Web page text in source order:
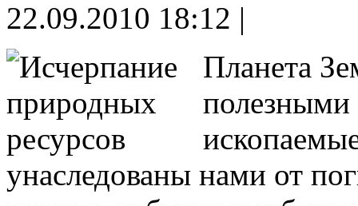
22.09.2010 18:12 |
Планета
унаследованы нами от